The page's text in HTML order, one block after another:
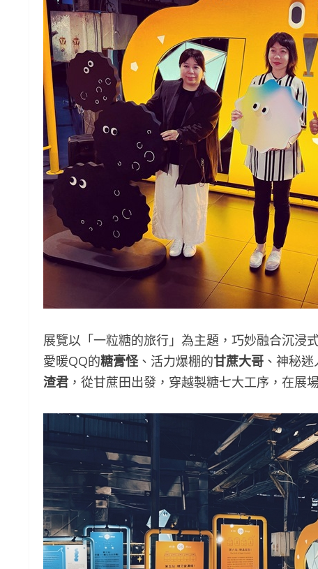
展覽以「一粒糖的旅行」為主題，巧妙融合沉
愛暖QQ的糖膏怪、活力爆棚的甘蔗大哥 、神秘迷
渣君 ，從甘蔗田出發，穿越製糖七大工序，在展